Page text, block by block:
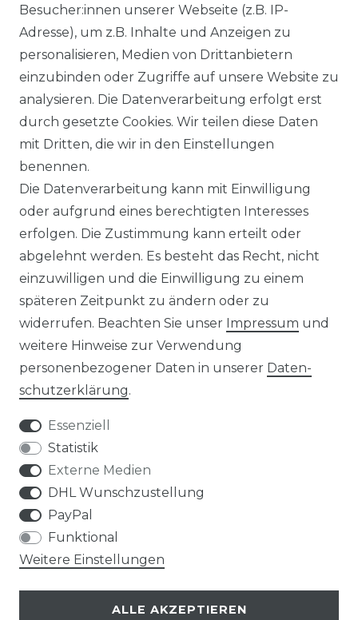
KONTAKT
WIDERRUFSFORMULAR
DATENSCHUTZERKLÄRUNG
NEWSLETTER & KATALOG
MÖBEL AUFBAUANLEITUNGEN
UNTERNEHMEN
ÜBER UNS
PHILOSOPHIE
LIVIPUR MÖBEL
Bei Fragen schnelle und nette Rückmeldung
sabine m., celle
Datum der Veröffentlichung: 12.06.2026
Datum der Kauferfahrung: 04.06.2026
224 Bewertungen
Besucher:innen unserer Webseite (z.B. IP-
Adresse), um z.B. Inhalte und Anzeigen zu
personalisieren, Medien von Drittanbietern
einzubinden oder Zugriffe auf unsere Website zu
analysieren. Die Datenverarbeitung erfolgt erst
durch gesetzte Cookies. Wir teilen diese Daten
mit Dritten, die wir in den Einstellungen
benennen.
Die Datenverarbeitung kann mit Einwilligung
oder aufgrund eines berechtigten Interesses
erfolgen. Die Zustimmung kann erteilt oder
abgelehnt werden. Es besteht das Recht, nicht
einzuwilligen und die Einwilligung zu einem
späteren Zeitpunkt zu ändern oder zu
widerrufen. Beachten Sie unser Impressum und
weitere Hinweise zur Verwendung
personenbezogener Daten in unserer Daten­
schutz­erklärung.
Essenziell
Statistik
Externe Medien
DHL Wunschzustellung
PayPal
Funktional
Weitere Einstellungen
ALLE AKZEPTIEREN